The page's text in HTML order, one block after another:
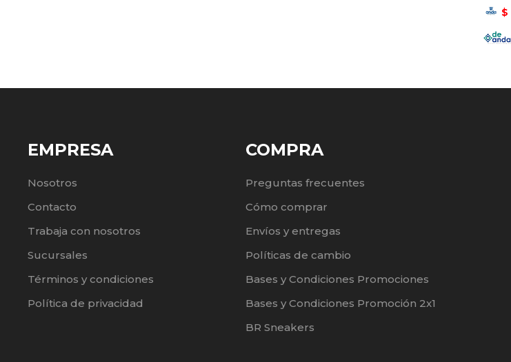
$
EMPRESA
Nosotros
Contacto
Trabaja con nosotros
Sucursales
Términos y condiciones
Política de privacidad
COMPRA
Preguntas frecuentes
Cómo comprar
Envíos y entregas
Políticas de cambio
Bases y Condiciones Promociones
Bases y Condiciones Promoción 2x1
BR Sneakers